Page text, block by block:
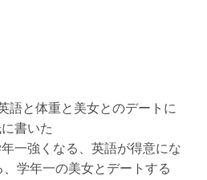
語と体重と美女とのデートに
書いた
一強くなる、英語が得意にな
学年一の美女とデートする